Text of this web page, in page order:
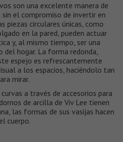
son una excelente manera de
el compromiso de invertir en
piezas circulares únicas, como
en la pared, pueden actuar
y, al mismo tiempo, ser una
hogar. La forma redonda,
espejo es refrescantemente
a los espacios, haciéndolo tan
mirar.
a través de accesorios para
de arcilla de Viv Lee tienen
las formas de sus vasijas hacen
cuerpo.